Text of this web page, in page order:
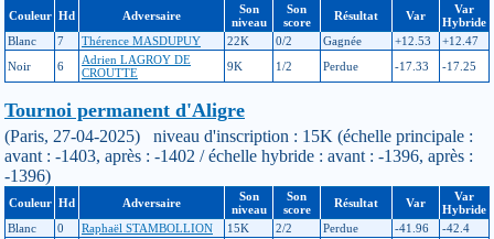
Couleur Hd Adversaire
Son
niveau
Son
score
Résultat Var
Var
Hybride
Blanc
7 Thérence MASDUPUY 22K 0/2 Gagnée +12.53
+12.47
Noir
6
Adrien LAGROY DE
CROUTTE
9K 1/2 Perdue -17.33 -17.25
Tournoi permanent d'Aligre
(Paris, 27-04-2025) niveau d'inscription : 15K (échelle principale :
avant : -1403, après : -1402 / échelle hybride : avant : -1396, après :
-1396)
Couleur Hd Adversaire
Son
niveau
Son
score
Résultat Var
Var
Hybride
Blanc
0 Raphaël STAMBOLLION 15K 2/2 Perdue -41.96
-42.4